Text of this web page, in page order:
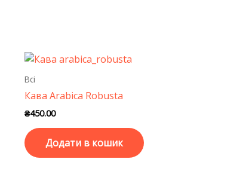
Всі
Кава Arabica Robusta
₴450.00
Додати в кошик